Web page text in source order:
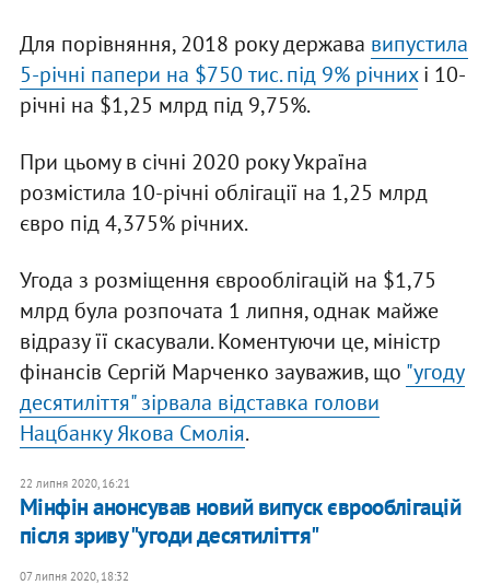
Для порівняння, 2018 року держава випустила
5-річні папери на $750 тис. під 9% річнихі 10-
річні на $1,25 млрд під 9,75%.
При цьому в січні 2020 року Україна
розмістила 10-річні облігації на 1,25 млрд
євро під 4,375% річних.
Угода з розміщення єврооблігацій на $1,75
млрд була розпочата 1 липня, однак майже
відразу її скасували. Коментуючи це, міністр
фінансів Сергій Марченко зауважив, що "угоду
десятиліття" зірвала відставка голови
Нацбанку Якова Смолія.
22 липня 2020, 16:21
Мінфін анонсував новий випуск єврооблігацій
після зриву "угоди десятиліття"
07 липня 2020, 18:32